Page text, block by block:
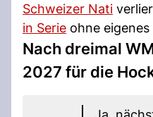
Schweizer Nati
in Serie ohne eigenes
Nach dreimal
2027 für die